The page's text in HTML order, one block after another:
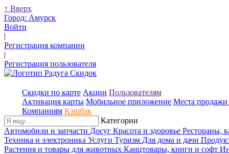
↑ Вверх
Город: Амурск
Войти
|
Регистрация компании
|
Регистрация пользователя
Скидки по карте Акции Пользователям
Активация карты Мобильное приложение Места продажи
Компаниям Кэшбэк
Категории
Автомобили и запчасти Досуг Красота и здоровье Рестораны,
Техника и электроника Услуги Туризм Для дома и дачи
Растения и товары для животных Канцтовары, книги и софт